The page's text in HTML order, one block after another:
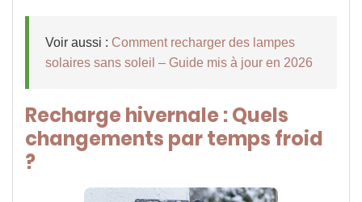
Voir aussi : Comment recharger des lampes
solaires sans soleil – Guide mis à jour en 2026
Recharge hivernale : Quels
changements par temps froid
?